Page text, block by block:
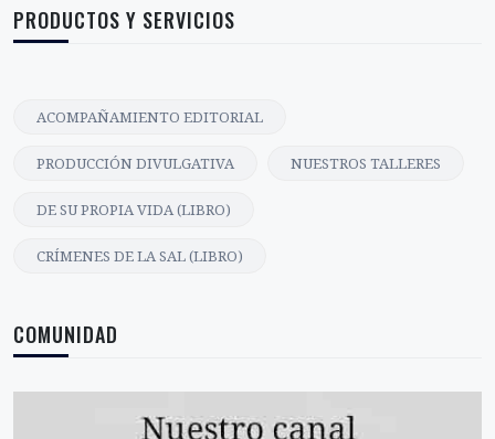
PRODUCTOS Y SERVICIOS
ACOMPAÑAMIENTO EDITORIAL
PRODUCCIÓN DIVULGATIVA NUESTROS TALLERES
DE SU PROPIA VIDA (LIBRO)
CRÍMENES DE LA SAL (LIBRO)
COMUNIDAD